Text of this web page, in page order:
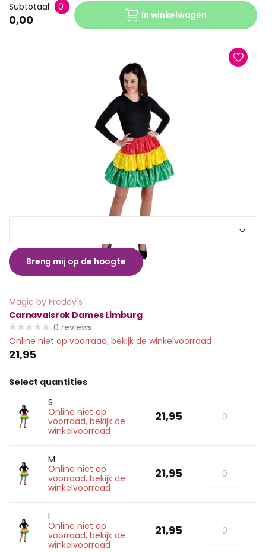
Subtotaal 0
0,00 In winkelwagen
Breng mij op de hoogte
Magic by Freddy's
Carnavalsrok Dames Limburg
0 reviews
Online niet op voorraad, bekijk de winkelvoorraad
21,95
Select quantities
S
Online niet op
voorraad, bekijk de
winkelvoorraad
21,95
M
Online niet op
voorraad, bekijk de
winkelvoorraad
21,95
L
Online niet op
voorraad, bekijk de
winkelvoorraad
21,95